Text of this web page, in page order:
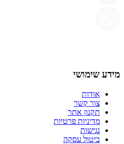
מידע שימושי
אודות
צור קשר
תקנון אתר
מדיניות פרטיות
נגישות
ביטול עסקה